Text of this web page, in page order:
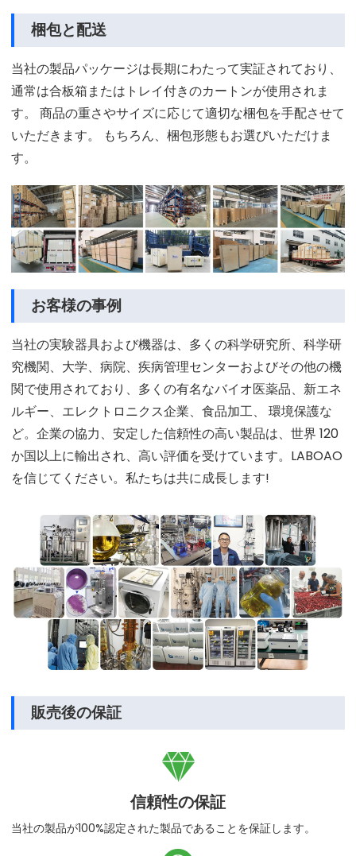
梱包と配送
当社の製品パッケージは長期にわたって実証されており、
通常は合板箱またはトレイ付きのカートンが使用されま
す。 商品の重さやサイズに応じて適切な梱包を手配させて
いただきます。 もちろん、梱包形態もお選びいただけま
す。
お客様の事例
当社の実験器具および機器は、多くの科学研究所、科学研
究機関、大学、病院、疾病管理センターおよびその他の機
関で使用されており、多くの有名なバイオ医薬品、新エネ
ルギー、エレクトロニクス企業、食品加工、 環境保護な
ど。企業の協力、安定した信頼性の高い製品は、世界 120
か国以上に輸出され、高い評価を受けています。LABOAO
を信じてください。私たちは共に成長します!
販売後の保証

信頼性の保証
当社の製品が100%認定された製品であることを保証します。